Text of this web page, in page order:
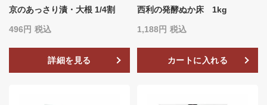
京のあっさり漬・大根 1/4割
496 税込
詳細を見る
西利の発酵ぬか床 1kg
1,188 税込
カートに入れる